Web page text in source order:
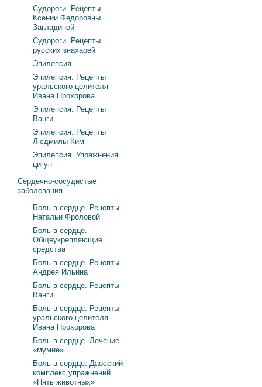
Судороги. Рецепты
Ксении Федоровны
Загладиной
Судороги. Рецепты
русских знахарей
Эпилепсия
Эпилепсия. Рецепты
уральского целителя
Ивана Прохорова
Эпилепсия. Рецепты
Ванги
Эпилепсия. Рецепты
Людмилы Ким
Эпилепсия. Упражнения
цигун
Сердечно-сосудистые
заболевания
Боль в сердце. Рецепты
Натальи Фроловой
Боль в сердце.
Общеукрепляющие
средства
Боль в сердце. Рецепты
Андрея Ильина
Боль в сердце. Рецепты
Ванги
Боль в сердце. Рецепты
уральского целителя
Ивана Прохорова
Боль в сердце. Лечение
«мумие»
Боль в сердце. Даосский
комплекс упражнений
«Пять животных»